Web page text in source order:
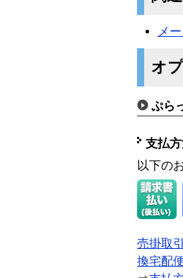
メ
オ
ぷら
支払
以下の
売掛取
換宅配